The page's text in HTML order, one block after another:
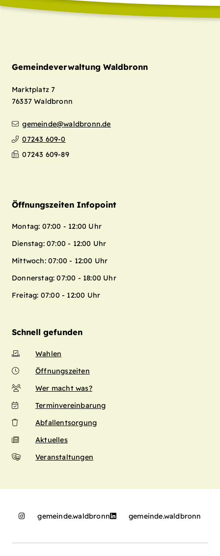
Gemeindeverwaltung Waldbronn
Marktplatz 7
76337 Waldbronn
gemeinde@waldbronn.de
07243 609-0
07243 609-89
Öffnungszeiten Infopoint
Montag: 07:00 - 12:00 Uhr
Dienstag: 07:00 - 12:00 Uhr
Mittwoch: 07:00 - 12:00 Uhr
Donnerstag: 07:00 - 18:00 Uhr
Freitag: 07:00 - 12:00 Uhr
Schnell gefunden
Wahlen
Öffnungszeiten
Wer macht was?
Terminvereinbarung
Abfallentsorgung
Aktuelles
Veranstaltungen
gemeinde.waldbronn gemeinde.waldbronn